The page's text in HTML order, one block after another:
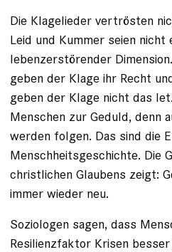
Die Klagelieder vertrösten
Leid und Kummer seien
lebenzerstörender
geben der Klage ihr Recht
geben der Klage nicht das
Menschen zur Geduld, denn
werden folgen. Das sind die
Menschheitsgeschichte. Die
christlichen Glaubens zeigt:
immer wieder neu.
Soziologen sagen, dass
Resilienzfaktor Krisen